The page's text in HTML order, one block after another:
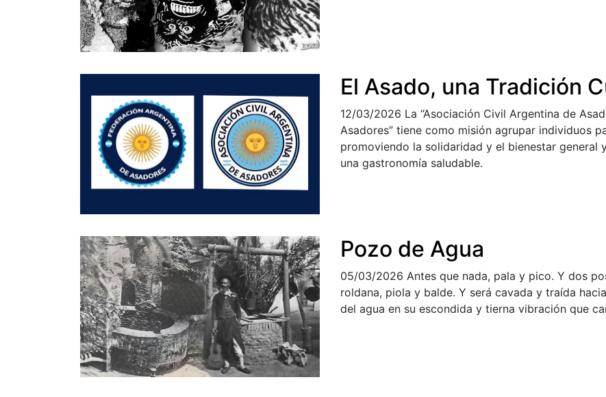
El Asado, una Tradición
12/03/2026 La “Asociación Civil Argentina de
Asadores” tiene como misión agrupar individuos
promoviendo la solidaridad y el bienestar
una gastronomía saludable.
Pozo de Agua
05/03/2026 Antes que nada, pala y pico. Y dos
roldana, piola y balde. Y será cavada y traída
del agua en su escondida y tierna vibración que